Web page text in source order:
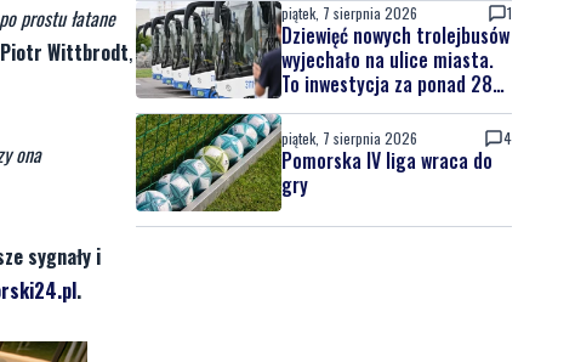
prostu łatane
Piotr Wittbrodt,
ona
sygnały i
.
piątek, 7 sierpnia 2026 1
Dziewięć nowych trolejbusów
wyjechało na ulice miasta.
To inwestycja za ponad 28
mln zł
piątek, 7 sierpnia 2026 4
Pomorska IV liga wraca do
gry